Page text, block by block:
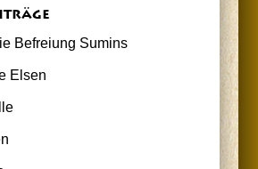
Befrei­ung Sumins
Elsen